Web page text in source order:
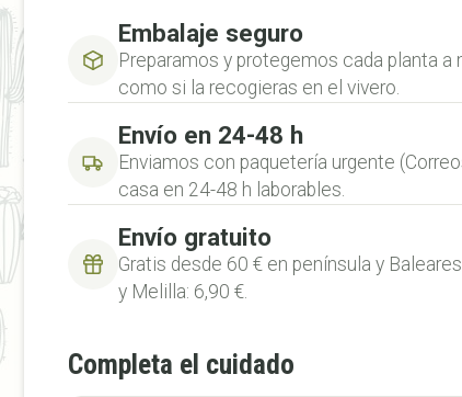
Embalaje seguro
Preparamos y protegemos cada planta a
como si la recogieras en el vivero.
Envío en 24-48 h
Enviamos con paquetería urgente
casa en 24-48 h laborables.
Envío gratuito
Gratis desde 60 € en península y
y Melilla: 6,90 €.
Completa el cuidado